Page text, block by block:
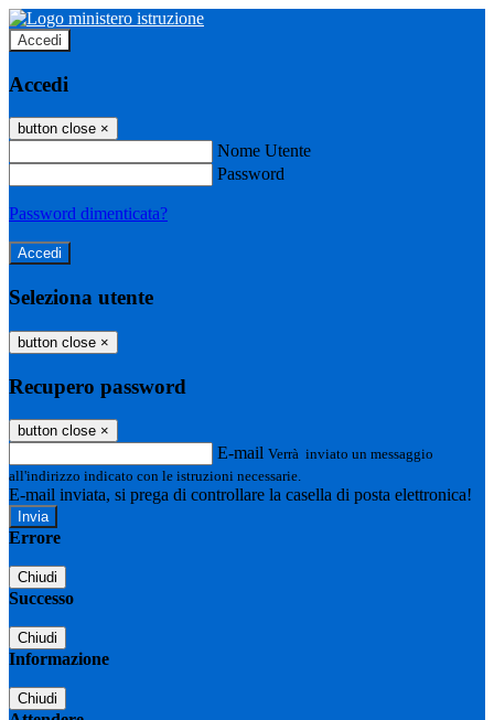
Accedi
Accedi
button close ×
Nome Utente
Password
Password dimenticata?
Seleziona utente
button close ×
Recupero password
button close ×
E-mail Verrà inviato un messaggio
all'indirizzo indicato con le istruzioni necessarie.
E-mail inviata, si prega di controllare la casella di posta elettronica!
Errore
Chiudi
Successo
Chiudi
Informazione
Chiudi